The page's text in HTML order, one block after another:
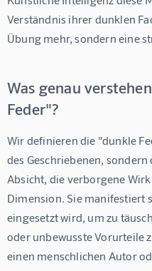
Verständnis ihrer dunklen
Übung mehr, sondern eine
Was genau
Feder"?
Wir definieren die "dunkle
des Geschriebenen,
Absicht, die verborgene
Dimension. Sie manifestiert
eingesetzt wird, um zu
oder unbewusste Vorurteile
einen menschlichen Autor